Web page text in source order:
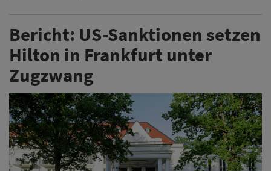
Bericht: US-Sanktionen setzen
Hilton in Frankfurt unter
Zugzwang